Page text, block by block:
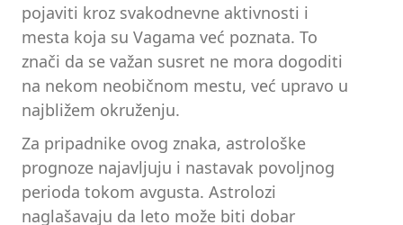
pojaviti kroz svakodnevne aktivnosti i
mesta koja su Vagama već poznata. To
znači da se važan susret ne mora dogoditi
na nekom neobičnom mestu, već upravo u
najbližem okruženju.
Za pripadnike ovog znaka, astrološke
prognoze najavljuju i nastavak povoljnog
perioda tokom avgusta. Astrolozi
naglašavaju da leto može biti dobar